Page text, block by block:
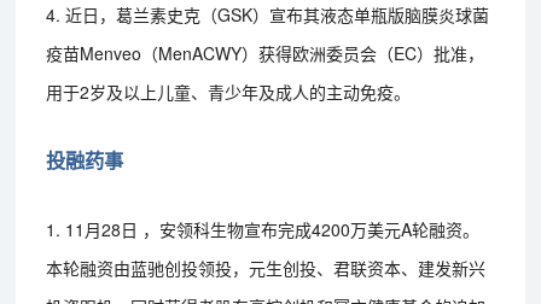
4. 近日，葛兰素史克（GSK）宣布其液态单瓶版脑膜炎球菌
疫苗Menveo（MenACWY）获得欧洲委员会（EC）批准，
用于2岁及以上儿童、青少年及成人的主动免疫。
投融药事
1. 11月28日 ，安领科生物宣布完成4200万美元A轮融资。
本轮融资由蓝驰创投领投，元生创投、君联资本、建发新兴